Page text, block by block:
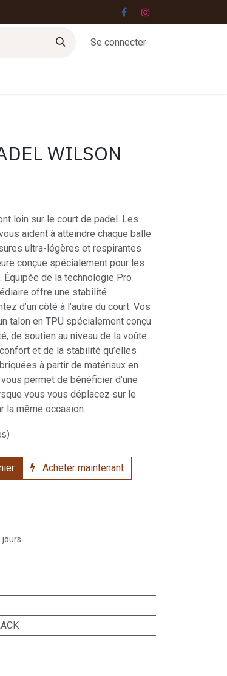
Se connecter
WILSON
loin sur le court de padel. Les
aident à atteindre chaque balle
ultra-légères et respirantes
conçue spécialement pour les
de la technologie Pro
offre une stabilité
d’un côté à l’autre du court. Vos
talon en TPU spécialement conçu
de soutien au niveau de la voûte
et de la stabilité qu’elles
à partir de matériaux en
permet de bénéficier d’une
vous vous déplacez sur le
la même occasion.
Acheter maintenant
jours